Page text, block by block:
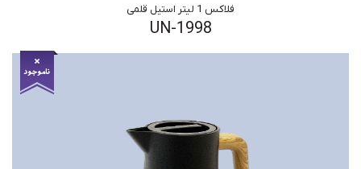
فلاکس 1 لیتر استیل قلمی
UN-1998